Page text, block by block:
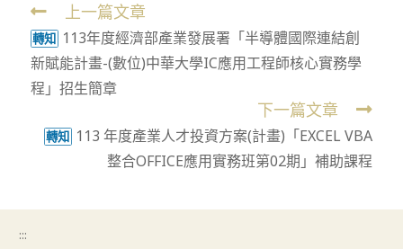
Read
more
articles
上一篇文章
轉知 113年度經濟部產業發展署「半導體國際連結創
新賦能計畫-(數位)中華大學IC應用工程師核心實務學
程」招生簡章
下一篇文章
轉知 113 年度產業人才投資方案(計畫)「EXCEL VBA
整合OFFICE應用實務班第02期」補助課程
:::